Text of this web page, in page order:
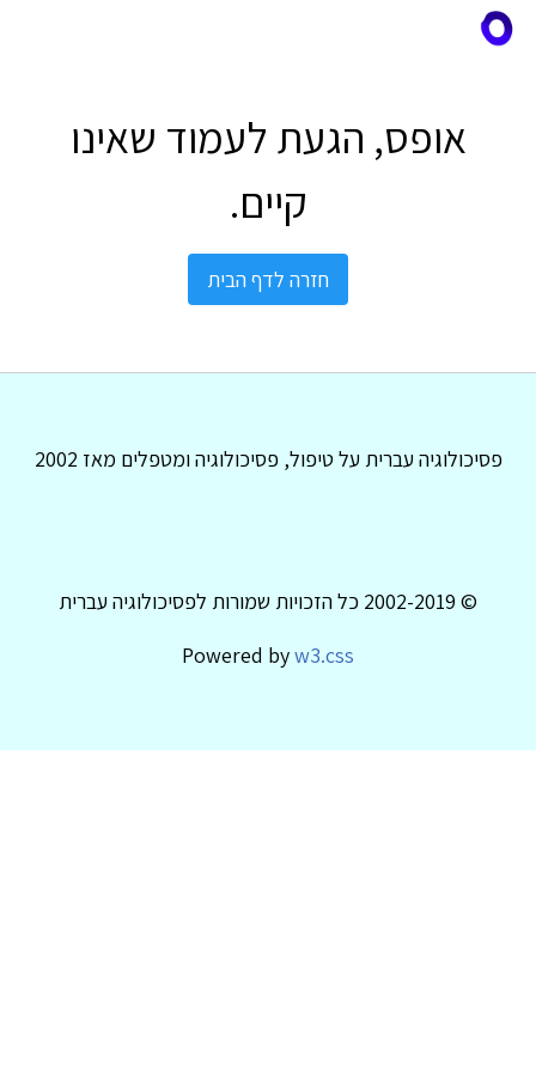
אופס, הגעת לעמוד שאינו
קיים.
חזרה לדף הבית
פסיכולוגיה עברית על טיפול, פסיכולוגיה ומטפלים מאז 2002
© 2002-2019 כל הזכויות שמורות לפסיכולוגיה עברית
Powered byw3.css